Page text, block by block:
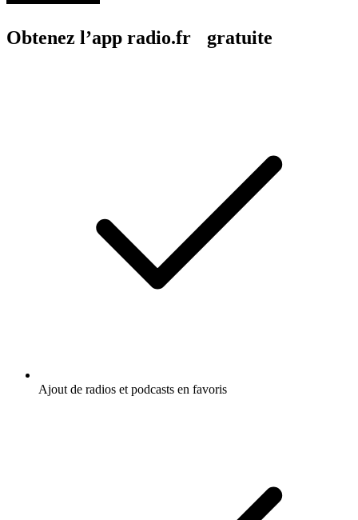
Obtenez l’app radio.fr gratuite
Ajout de radios et podcasts en favoris